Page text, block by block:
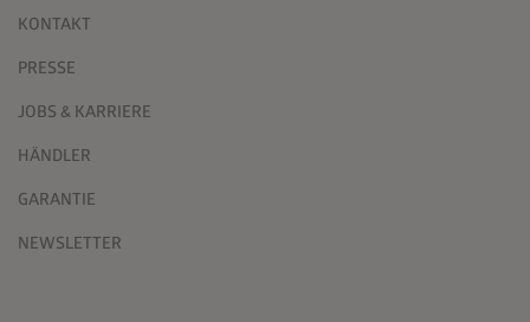
KONTAKT
PRESSE
JOBS & KARRIERE
HÄNDLER
GARANTIE
NEWSLETTER